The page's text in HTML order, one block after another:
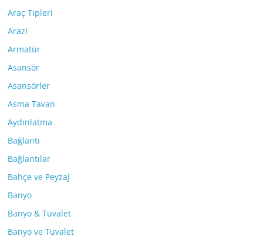
Araç Tipleri
Arazi
Armatür
Asansör
Asansörler
Asma Tavan
Aydınlatma
Bağlantı
Bağlantılar
Bahçe ve Peyzaj
Banyo
Banyo & Tuvalet
Banyo ve Tuvalet